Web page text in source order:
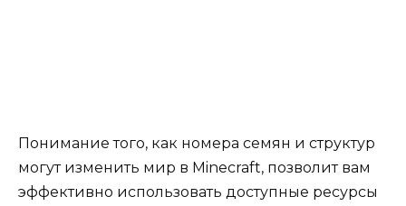
Понимание того, как номера семян и структур
могут изменить мир в Minecraft, позволит вам
эффективно использовать доступные ресурсы